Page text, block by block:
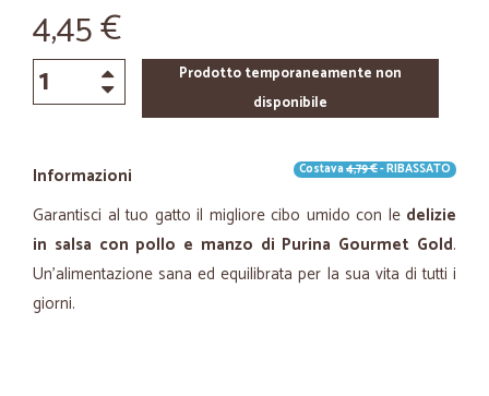
4,45 €
Prodotto temporaneamente non
disponibile
Informazioni Costava4,79 €- RIBASSATO
Garantisci al tuo gatto il migliore cibo umido con le delizie
in salsa con pollo e manzo di Purina Gourmet Gold.
Un'alimentazione sana ed equilibrata per la sua vita di tutti i
giorni.